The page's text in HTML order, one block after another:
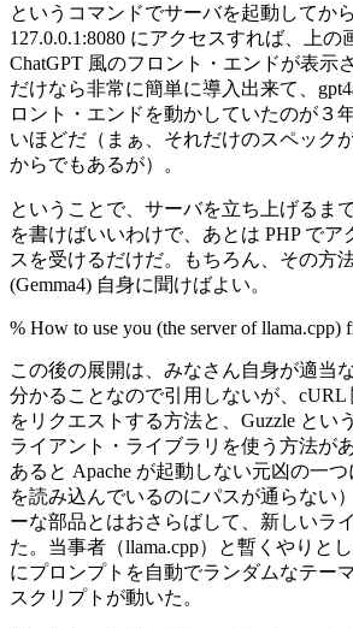
というコマンドでサーバを起動してか
127.0.0.1:8080 にアクセスすれば、上の
ChatGPT 風のフロント・エンドが表示
だけなら非常に簡単に導入出来て、
ロント・エンドを動かしていたのが３
いほどだ（まぁ、それだけのスペック
からでもあるが）。
ということで、サーバを立ち上げるま
を書けばいいわけで、あとは PHP でア
スを受けるだけだ。もちろん、その方
(Gemma4) 自身に聞けばよい。
% How to use you (the server of llama.cpp)
この後の展開は、みなさん自身が適当
分かることなので引用しないが、cURL
をリクエストする方法と、Guzzle とい
ライアント・ライブラリを使う方法が
あると Apache が起動しない元凶の一
を読み込んでいるのにパスが通らない
ーな部品とはおさらばして、新しいラ
た。当事者（llama.cpp）と暫くやりと
にプロンプトを自動でランダムなテー
スクリプトが動いた。